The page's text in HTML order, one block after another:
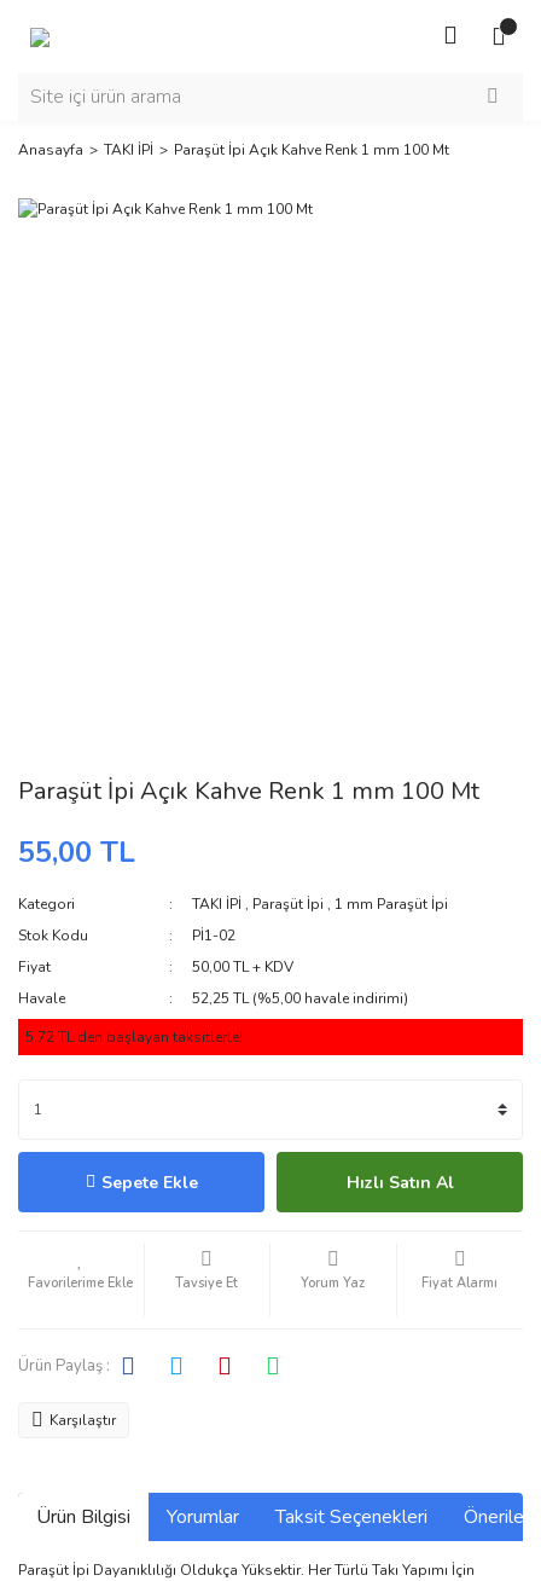
Anasayfa TAKI İPİ Paraşüt İpi Açık Kahve Renk 1 mm 100 Mt
Paraşüt İpi Açık Kahve Renk 1 mm 100 Mt
55,00 TL
Kategori TAKI İPİ , Paraşüt İpi , 1 mm Paraşüt İpi
Stok Kodu
Pİ1-02
Fiyat
50,00 TL + KDV
Havale
52,25 TL (%5,00 havale indirimi)
5,72 TL den başlayan taksitlerle!
Sepete Ekle Hızlı Satın Al
Tavsiye Et Yorum Yaz Fiyat Alarmı
Ürün Paylaş :
Karşılaştır
Ürün Bilgisi Yorumlar Taksit Seçenekleri
Paraşüt İpi Dayanıklılığı Oldukça Yüksektir. Her Türlü Takı Yapımı İçin